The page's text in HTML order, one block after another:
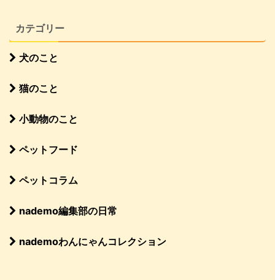
カテゴリー
犬のこと
猫のこと
小動物のこと
ペットフード
ペットコラム
nademo編集部の日常
nademoわんにゃんコレクション